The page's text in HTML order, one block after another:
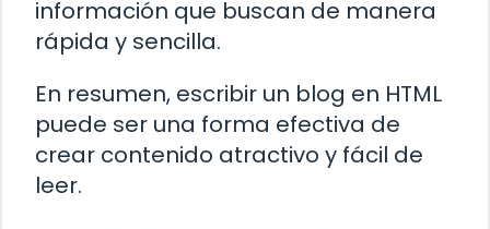
información que buscan de manera
rápida y sencilla.
En resumen, escribir un blog en HTML
puede ser una forma efectiva de
crear contenido atractivo y fácil de
leer.